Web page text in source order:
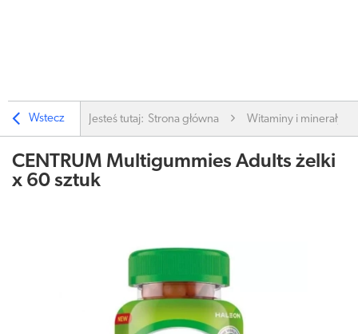
Wstecz Jesteś tutaj: Strona główna Witaminy i minerały
CENTRUM Multigummies Adults żelki
x 60 sztuk